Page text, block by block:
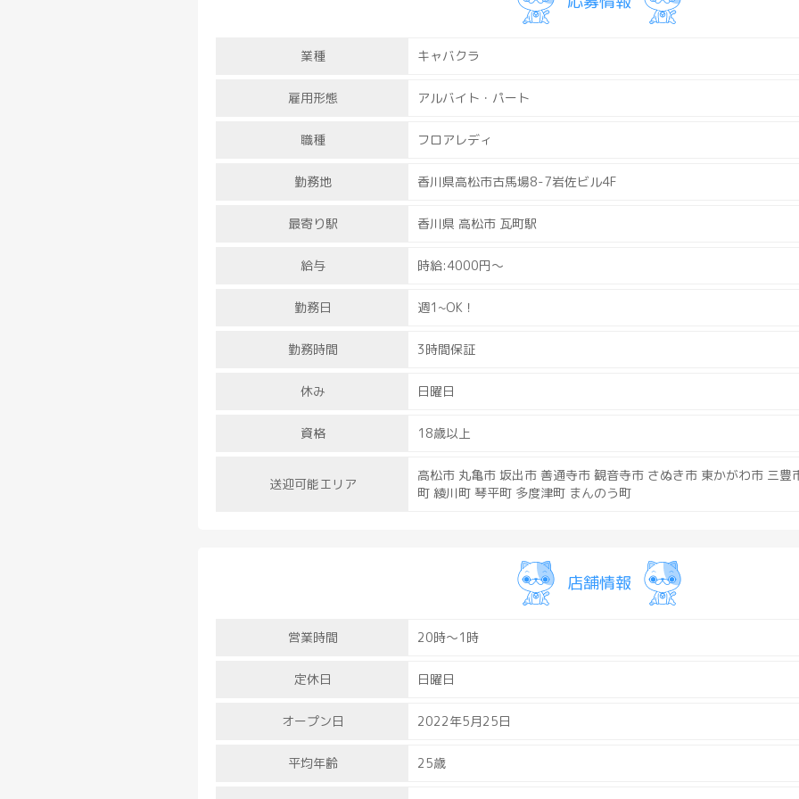
ヨルナビを見たとお伝え下さい
業種 キャバクラ
雇用形態 アルバイト・パート
職種 フロアレディ
勤務地 香川県高松市古馬場8-7岩佐ビル4F
最寄り駅 香川県 高松市 瓦町駅
給与 時給:4000円～
勤務日 週1~OK！
勤務時間 3時間保証
休み 日曜日
資格 18歳以上
送迎可能エリア
高松市 丸亀市 坂出市 善通寺市 観音寺市 さぬき市 東かがわ市 三
町 綾川町 琴平町 多度津町 まんのう町
店舗情報
営業時間 20時～1時
定休日 日曜日
オープン日 2022年5月25日
平均年齢 25歳